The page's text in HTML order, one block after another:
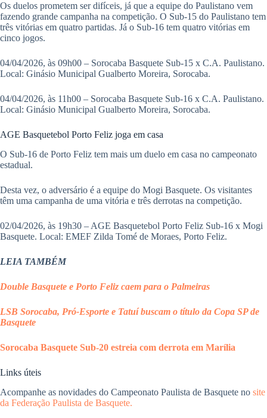
Os duelos prometem ser difíceis, já que a equipe do Paulistano vem
fazendo grande campanha na competição. O Sub-15 do Paulistano tem
três vitórias em quatro partidas. Já o Sub-16 tem quatro vitórias em
cinco jogos.
04/04/2026, às 09h00 – Sorocaba Basquete Sub-15 x C.A. Paulistano.
Local: Ginásio Municipal Gualberto Moreira, Sorocaba.
04/04/2026, às 11h00 – Sorocaba Basquete Sub-16 x C.A. Paulistano.
Local: Ginásio Municipal Gualberto Moreira, Sorocaba.
AGE Basquetebol Porto Feliz joga em casa
O Sub-16 de Porto Feliz tem mais um duelo em casa no campeonato
estadual.
Desta vez, o adversário é a equipe do Mogi Basquete. Os visitantes
têm uma campanha de uma vitória e três derrotas na competição.
02/04/2026, às 19h30 – AGE Basquetebol Porto Feliz Sub-16 x Mogi
Basquete. Local: EMEF Zilda Tomé de Moraes, Porto Feliz.
LEIA TAMBÉM
Double Basquete e Porto Feliz caem para o Palmeiras
LSB Sorocaba, Pró-Esporte e Tatuí buscam o título da Copa SP de
Basquete
Sorocaba Basquete Sub-20 estreia com derrota em Marília
Links úteis
Acompanhe as novidades do Campeonato Paulista de Basquete no site
da Federação Paulista de Basquete.